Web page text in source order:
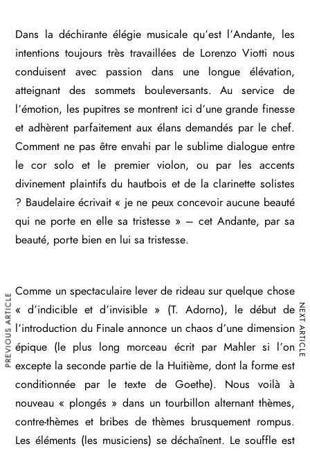
Dans la déchirante élégie musicale qu’est l’Andante, les
intentions toujours très travaillées de Lorenzo Viotti nous
conduisent avec passion dans une longue élévation,
atteignant des sommets bouleversants. Au service de
l’émotion, les pupitres se montrent ici d’une grande finesse
et adhèrent parfaitement aux élans demandés par le chef.
Comment ne pas être envahi par le sublime dialogue entre
le cor solo et le premier violon, ou par les accents
divinement plaintifs du hautbois et de la clarinette solistes
? Baudelaire écrivait « je ne peux concevoir aucune beauté
qui ne porte en elle sa tristesse » – cet Andante, par sa
beauté, porte bien en lui sa tristesse.
Comme un spectaculaire lever de rideau sur quelque chose
« d’indicible et d’invisible » (T. Adorno), le début de
l’introduction du Finale annonce un chaos d’une dimension
épique (le plus long morceau écrit par Mahler si l’on
excepte la seconde partie de la Huitième, dont la forme est
conditionnée par le texte de Goethe). Nous voilà à
nouveau « plongés » dans un tourbillon alternant thèmes,
contre-thèmes et bribes de thèmes brusquement rompus.
Les éléments (les musiciens) se déchaînent. Le souffle est
PREVIOUS ARTICLE NEXT ARTICLE